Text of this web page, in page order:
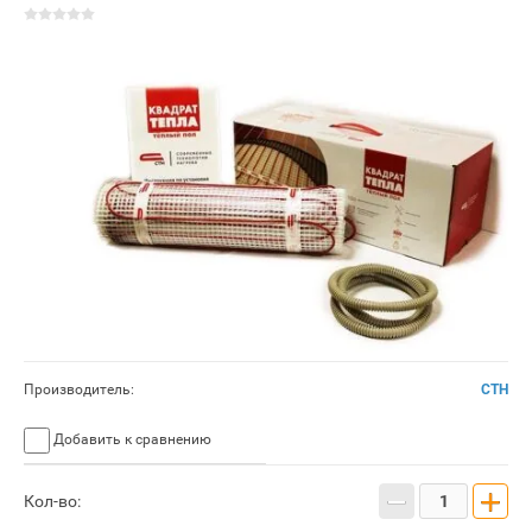
Производитель: СТН
Добавить к сравнению
Кол-во: − +